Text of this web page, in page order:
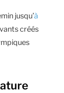
jusqu’à
créés